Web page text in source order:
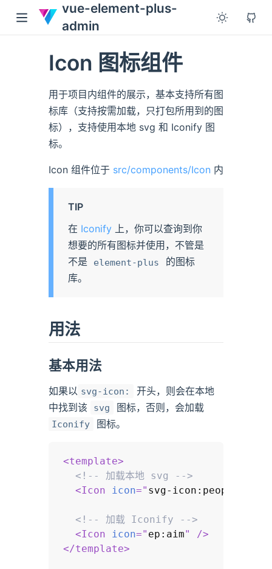
vue-element-plus-
admin
Icon 图标组件
用于项目内组件的展示，基本支持所有图
标库（支持按需加载，只打包所用到的图
标），支持使用本地 svg 和 Iconify 图
标。
Icon 组件位于 src/components/Icon 内
TIP
在 Iconify 上，你可以查询到你
想要的所有图标并使用，不管是
不是
element-plus
的图标
库。
用法
基本用法
如果以 svg-icon:
开头，则会在本地
中找到该
svg 图标，否则，会加载
Iconify 图标。
<template>
<!-- 加载本地 svg -->
<Icon icon=" svg-icon:peoples
<!-- 加载 Iconify -->
<Icon icon=" ep:aim"
/>
</template>